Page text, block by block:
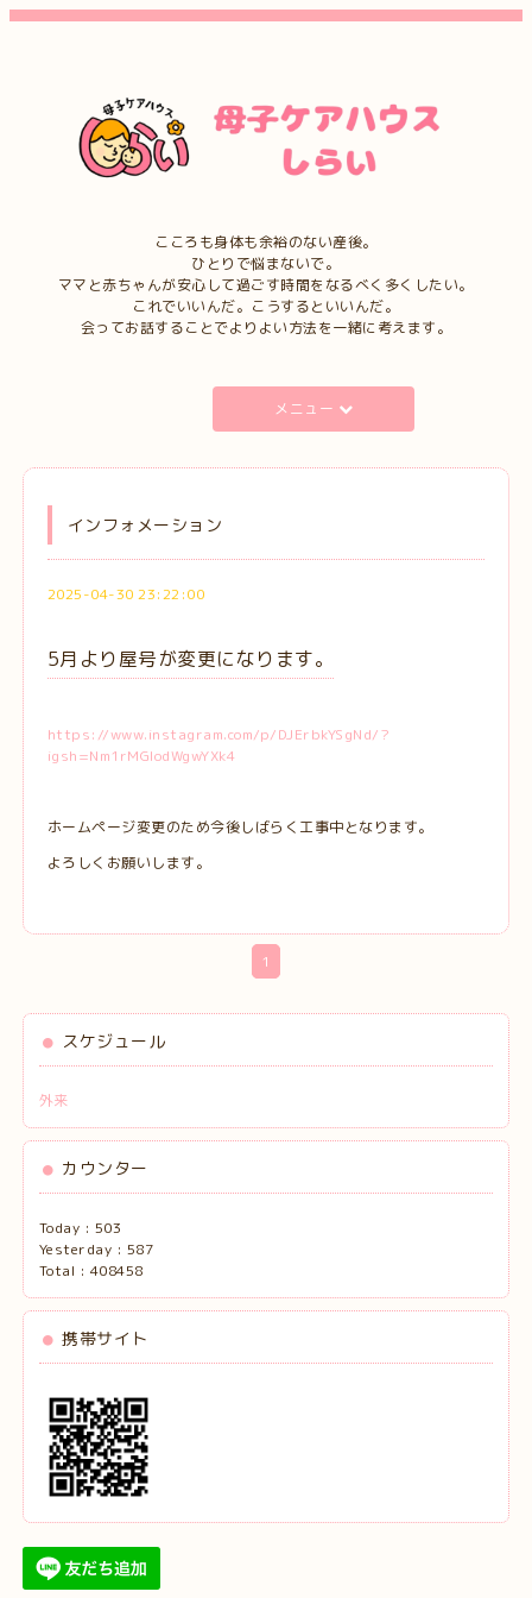
こころも身体も余裕のない産後。
ひとりで悩まないで。
ママと赤ちゃんが安心して過ごす時間をなるべく多くしたい。
これでいいんだ。こうするといいんだ。
会ってお話することでよりよい方法を一緒に考えます。
メニュー
インフォメーション
2025-04-30 23:22:00
5月より屋号が変更になります。
https://www.instagram.com/p/DJErbkYSgNd/?
igsh=Nm1rMGlodWgwYXk4
ホームページ変更のため今後しばらく工事中となります。
よろしくお願いします。
1
スケジュール
外来
カウンター
Today : 503
Yesterday : 587
Total : 408458
携帯サイト